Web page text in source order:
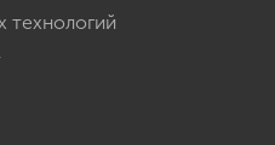
технологий